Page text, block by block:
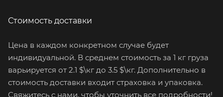
Стоимость доставки
Цена в каждом конкретном случае будет
индивидуальной. В среднем стоимость за 1 кг груза
варьируется от 2.1 $\кг до 3.5 $\кг. Дополнительно в
стоимость доставки входит страховка и упаковка.
Свяжитесь с нами, чтобы уточнить все подробности!